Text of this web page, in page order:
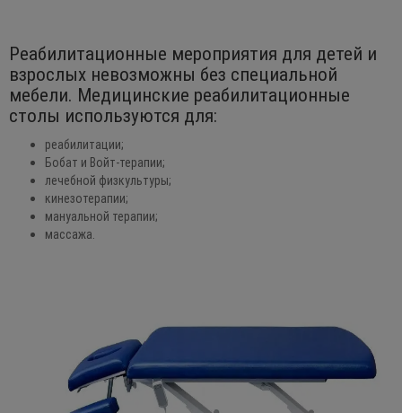
Реабилитационные мероприятия для детей и
взрослых невозможны без специальной
мебели. Медицинские реабилитационные
столы используются для:
реабилитации;
Бобат и Войт-терапии;
лечебной физкультуры;
кинезотерапии;
мануальной терапии;
массажа.